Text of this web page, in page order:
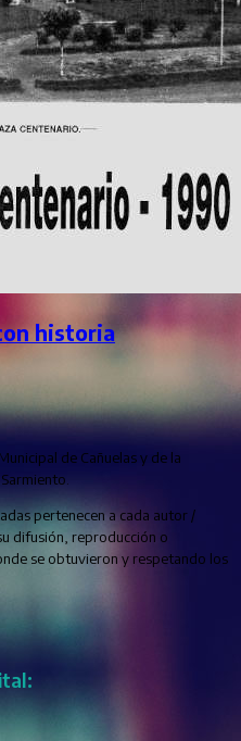
historia
de Cañuelas y de la
pertenecen a cada autor /
difusión, reproducción o
se obtuvieron y respetando los